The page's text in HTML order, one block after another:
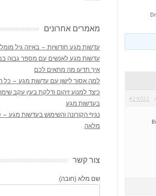
#29022
מאמרים אחרונים
עדשות מגע חודשיות – באיזה גיל
עדשות מגע לאנשים עם מספר גבוה
איך תדעו מה מתאים לכם
למה אסור לישון עם עדשות מגע – כל
כיצד למנוע זיהום ודלקת בעין עקב
בעדשות מגע
נגיף הקורונה והשימוש בעדשות מגע –
מלאה
צור קשר
שם מלא (חובה)